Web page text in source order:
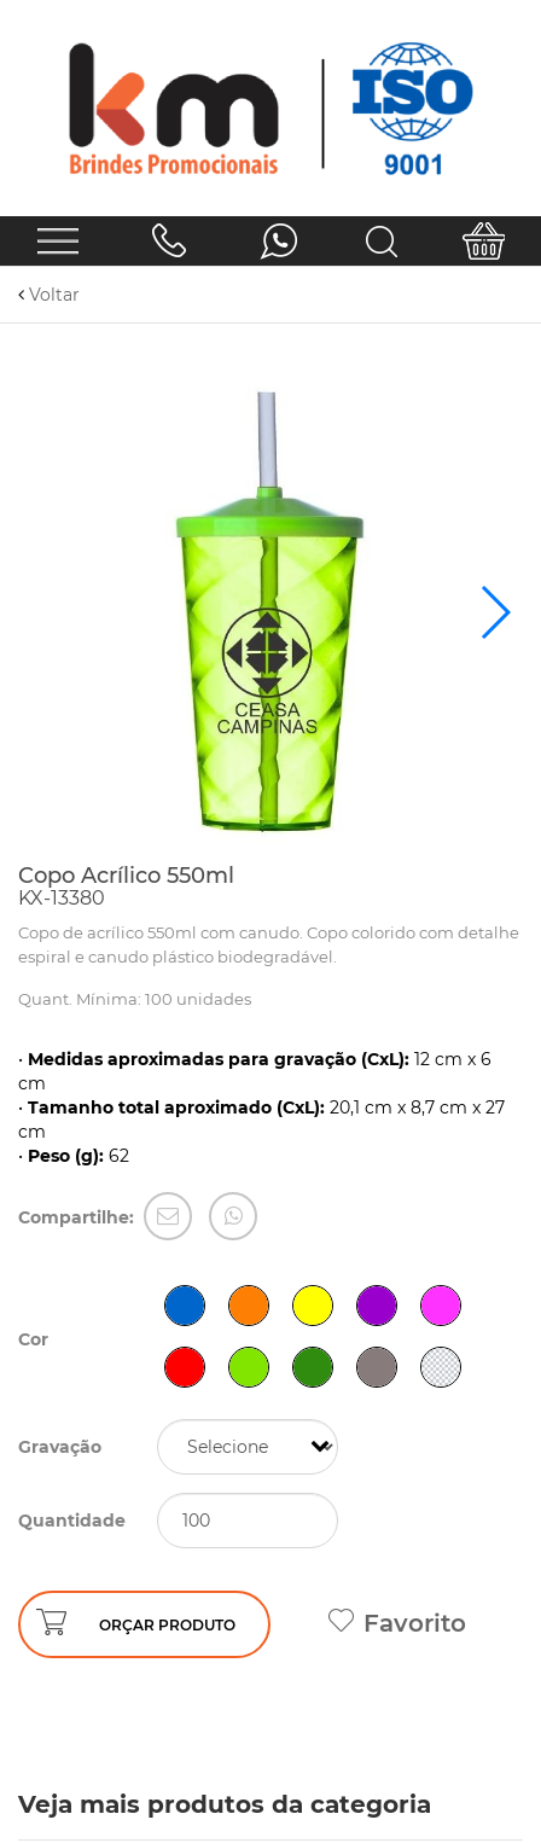
Voltar
Copo Acrílico 550ml
KX-13380
Copo de acrílico 550ml com canudo. Copo colorido com detalhe
espiral e canudo plástico biodegradável.
Quant. Mínima: 100 unidades
• Medidas aproximadas para gravação (CxL): 12 cm x 6
cm
• Tamanho total aproximado (CxL): 20,1 cm x 8,7 cm x 27
cm
• Peso (g): 62
Compartilhe:
Cor
Gravação
Quantidade
ORÇAR PRODUTO Favorito
Veja mais produtos da categoria